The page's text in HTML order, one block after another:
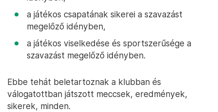
a játékos csapatának sikerei a szavazást
megelőző idényben,
a játékos viselkedése és sportszerűsége a
szavazást megelőző idényben.
Ebbe tehát beletartoznak a klubban és
válogatottban játszott meccsek, eredmények,
sikerek, minden.